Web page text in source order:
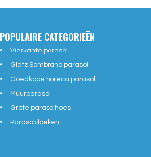
POPULAIRE CATEGORIEËN
Vierkante parasol
Glatz Sombrano parasol
Goedkope horeca parasol
Muurparasol
Grote parasolhoes
Parasoldoeken